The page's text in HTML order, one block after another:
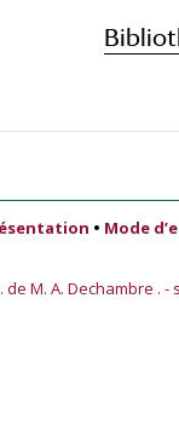
• Mode
M. A. Dechambre . -